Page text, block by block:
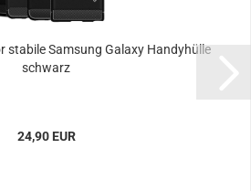
stabile Samsung Galaxy Handyhülle
schwarz
24,90 EUR